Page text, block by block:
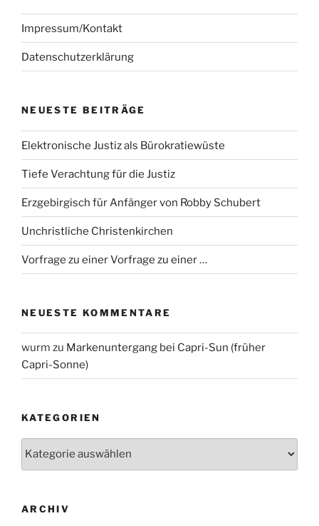
Impressum/Kontakt
Datenschutzerklärung
NEUESTE BEITRÄGE
Elektronische Justiz als Bürokratiewüste
Tiefe Verachtung für die Justiz
Erzgebirgisch für Anfänger von Robby Schubert
Unchristliche Christenkirchen
Vorfrage zu einer Vorfrage zu einer …
NEUESTE KOMMENTARE
wurm zu Markenuntergang bei Capri-Sun (früher
Capri-Sonne)
KATEGORIEN
ARCHIV